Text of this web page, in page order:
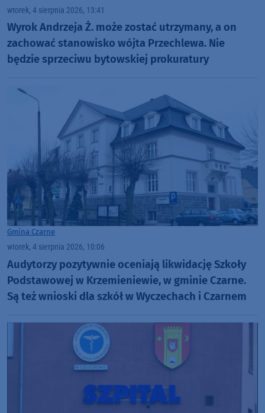
wtorek, 4 sierpnia 2026, 13:41
Wyrok Andrzeja Ż. może zostać utrzymany, a on
zachować stanowisko wójta Przechlewa. Nie
będzie sprzeciwu bytowskiej prokuratury
Gmina Czarne
wtorek, 4 sierpnia 2026, 10:06
Audytorzy pozytywnie oceniają likwidację Szkoły
Podstawowej w Krzemieniewie, w gminie Czarne.
Są też wnioski dla szkół w Wyczechach i Czarnem